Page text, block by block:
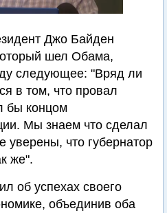
Джо Байден
шел Обама,
следующее: "Вряд ли
в том, что провал
бы концом
Мы знаем что сделал
уверены, что губернатор
же".
об успехах своего
объединив оба